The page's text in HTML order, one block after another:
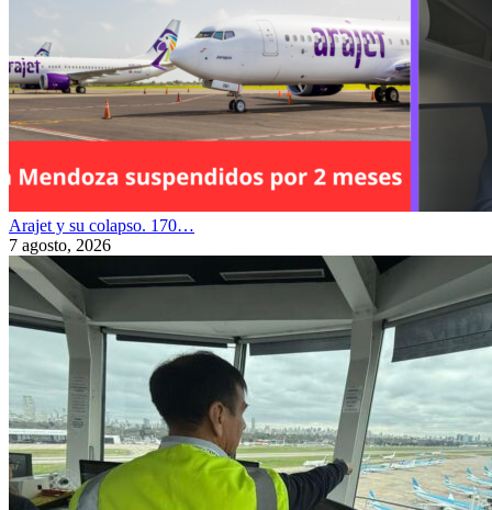
Arajet y su colapso. 170…
7 agosto, 2026